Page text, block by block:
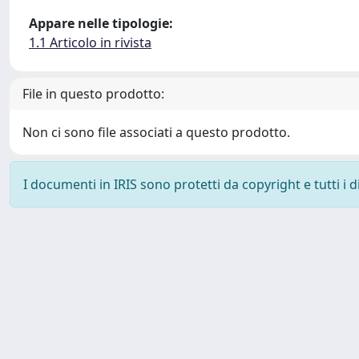
Appare nelle tipologie:
1.1 Articolo in rivista
File in questo prodotto:
Non ci sono file associati a questo prodotto.
I documenti in IRIS sono protetti da copyright e tutti i